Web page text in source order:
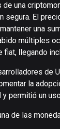
una
segura. El
una
múltiples
llegando
de
la
permitió un
de las